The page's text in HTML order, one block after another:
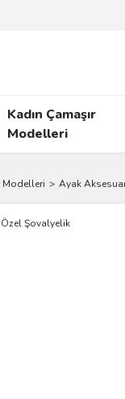
Kadın Çamaşır
Modelleri
Modelleri Ayak